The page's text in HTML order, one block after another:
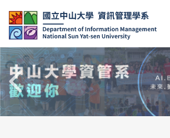
跳
到
主
要
內
容
區